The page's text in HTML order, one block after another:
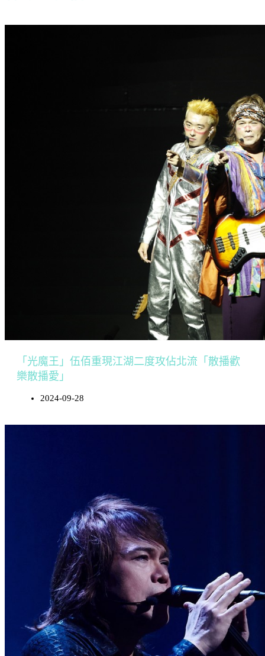
「光魔王」伍佰重現江湖二度攻佔北流「散播歡
樂散播愛」
2024-09-28